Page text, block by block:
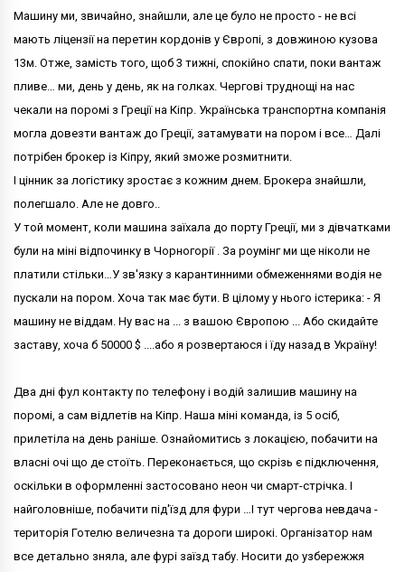
Машину ми, звичайно, знайшли, але це було не просто - не всі
мають ліцензії на перетин кордонів у Європі, з довжиною кузова
13м. Отже, замість того, щоб 3 тижні, спокійно спати, поки вантаж
пливе… ми, день у день, як на голках. Чергові труднощі на нас
чекали на поромі з Греції на Кіпр. Українська транспортна компанія
могла довезти вантаж до Греції, затамувати на пором і все… Далі
потрібен брокер із Кіпру, який зможе розмитнити.
І цінник за логістику зростає з кожним днем. Брокера знайшли,
полегшало. Але не довго..
У той момент, коли машина заїхала до порту Греції, ми з дівчатками
були на міні відпочинку в Чорногорії . За роумінг ми ще ніколи не
платили стільки…У зв'язку з карантинними обмеженнями водія не
пускали на пором. Хоча так має бути. В цілому у нього істерика: - Я
машину не віддам. Ну вас на ... з вашою Європою ... Або скидайте
заставу, хоча б 50000 $ ....або я розвертаюся і їду назад в Україну!
Два дні фул контакту по телефону і водій залишив машину на
поромі, а сам відлетів на Кіпр. Наша міні команда, із 5 осіб,
прилетіла на день раніше. Ознайомитись з локацією, побачити на
власні очі що де стоїть. Переконається, що скрізь є підключення,
оскільки в оформленні застосовано неон чи смарт-стрічка. І
найголовніше, побачити під'їзд для фури …І тут чергова невдача -
територія Готелю величезна та дороги широкі. Організатор нам
все детально зняла, але фурі заїзд табу. Носити до узбережжя